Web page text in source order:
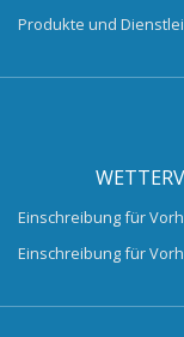
Produkte und
Einschreibung für
Einschreibung für